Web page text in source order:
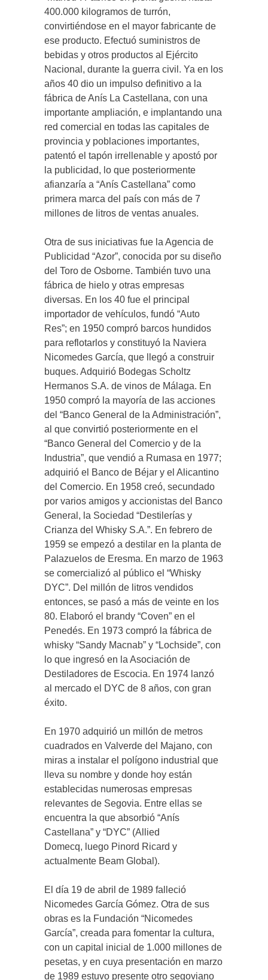
400.000 kilogramos de turrón,
convirtiéndose en el mayor fabricante de
ese producto. Efectuó suministros de
bebidas y otros productos al Ejército
Nacional, durante la guerra civil. Ya en los
años 40 dio un impulso definitivo a la
fábrica de Anís La Castellana, con una
importante ampliación, e implantando una
red comercial en todas las capitales de
provincia y poblaciones importantes,
patentó el tapón irrellenable y apostó por
la publicidad, lo que posteriormente
afianzaría a “Anís Castellana” como
primera marca del país con más de 7
millones de litros de ventas anuales.
Otra de sus iniciativas fue la Agencia de
Publicidad “Azor”, conocida por su diseño
del Toro de Osborne. También tuvo una
fábrica de hielo y otras empresas
diversas. En los 40 fue el principal
importador de vehículos, fundó “Auto
Res”; en 1950 compró barcos hundidos
para reflotarlos y constituyó la Naviera
Nicomedes García, que llegó a construir
buques. Adquirió Bodegas Scholtz
Hermanos S.A. de vinos de Málaga. En
1950 compró la mayoría de las acciones
del “Banco General de la Administración”,
al que convirtió posteriormente en el
“Banco General del Comercio y de la
Industria”, que vendió a Rumasa en 1977;
adquirió el Banco de Béjar y el Alicantino
del Comercio. En 1958 creó, secundado
por varios amigos y accionistas del Banco
General, la Sociedad “Destilerías y
Crianza del Whisky S.A.”. En febrero de
1959 se empezó a destilar en la planta de
Palazuelos de Eresma. En marzo de 1963
se comercializó al público el “Whisky
DYC”. Del millón de litros vendidos
entonces, se pasó a más de veinte en los
80. Elaboró el brandy “Coven” en el
Penedés. En 1973 compró la fábrica de
whisky “Sandy Macnab” y “Lochside”, con
lo que ingresó en la Asociación de
Destiladores de Escocia. En 1974 lanzó
al mercado el DYC de 8 años, con gran
éxito.
En 1970 adquirió un millón de metros
cuadrados en Valverde del Majano, con
miras a instalar el polígono industrial que
lleva su nombre y donde hoy están
establecidas numerosas empresas
relevantes de Segovia. Entre ellas se
encuentra la que absorbió “Anís
Castellana” y “DYC” (Allied
Domecq, luego Pinord Ricard y
actualmente Beam Global).
El día 19 de abril de 1989 falleció
Nicomedes García Gómez. Otra de sus
obras es la Fundación “Nicomedes
García”, creada para fomentar la cultura,
con un capital inicial de 1.000 millones de
pesetas, y en cuya presentación en marzo
de 1989 estuvo presente otro segoviano